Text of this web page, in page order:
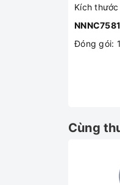
Kích
Đóng gói:
Cùng